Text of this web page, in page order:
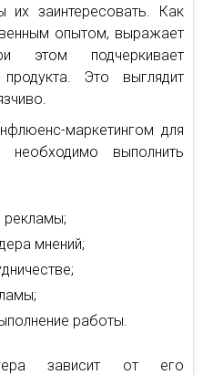
их заинтересовать. Как
опытом, выражает
этом подчеркивает
Это выглядит
маркетингом для
необходимо выполнить
рекламы;
мнений;
работы.
зависит от его